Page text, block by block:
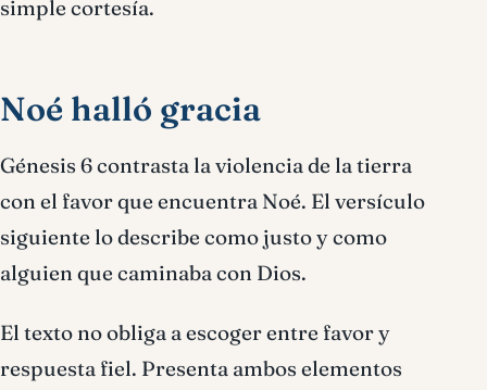
simple cortesía.
Noé halló gracia
Génesis 6 contrasta la violencia de la tierra
con el favor que encuentra Noé. El versículo
siguiente lo describe como justo y como
alguien que caminaba con Dios.
El texto no obliga a escoger entre favor y
respuesta fiel. Presenta ambos elementos